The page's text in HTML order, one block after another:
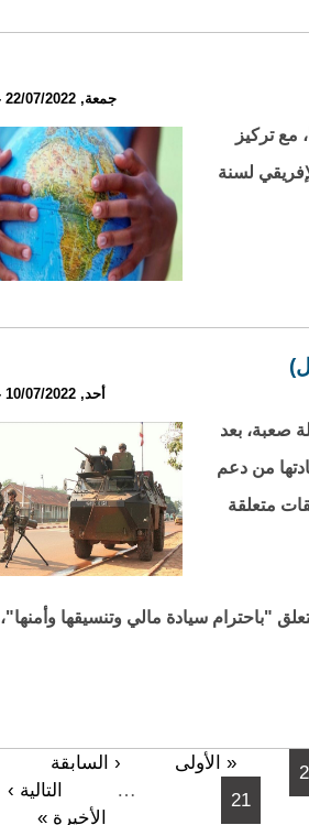
جمعة, 22/07/2022 - 19:41
مع تركيز
، وأجندة الاتحاد الإفريقي لسنة
أحد, 10/07/2022 - 21:21
صعبة، بعد
من دعم
متعلقة
"باحترام سيادة مالي وتنسيقها وأمنها"،
« الأولى ‹ السابقة
21
…
التالية ›
الأخيرة »